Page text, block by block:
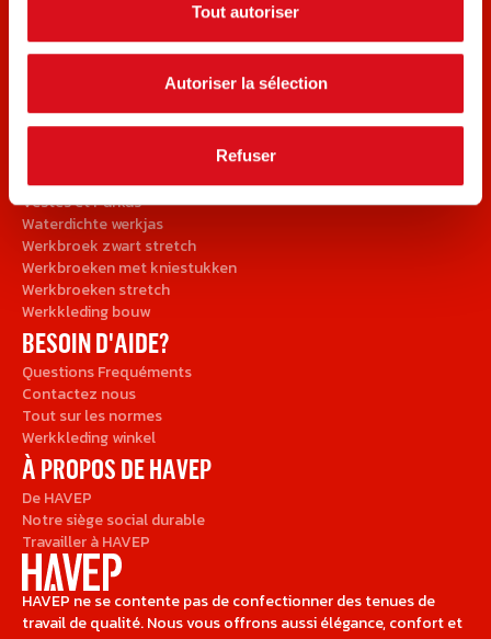
Tout autoriser
Autoriser la sélection
Refuser
HAVEP ne se contente pas de confectionner des tenues de
travail de qualité. Nous vous offrons aussi élégance, confort et
Amerikaanse overall
Laskleding
Veiligheidskleding
Vestes et Parkas
Waterdichte werkjas
Werkbroek zwart stretch
Werkbroeken met kniestukken
Werkbroeken stretch
Werkkleding bouw
BESOIN D'AIDE?
Questions Frequéments
Contactez nous
Tout sur les normes
Werkkleding winkel
À PROPOS DE HAVEP
De HAVEP
Notre siège social durable
Travailler à HAVEP